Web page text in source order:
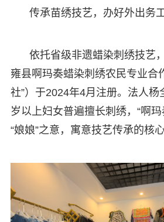
传承苗绣技艺，办好外出务
依托省级非遗蜡染刺绣技艺
雍县啊玛奏蜡染刺绣农民专业合
社”）于2024年4月注册。法人
岁以上妇女普遍擅长刺绣，“啊玛
“娘娘”之意，寓意技艺传承的核心